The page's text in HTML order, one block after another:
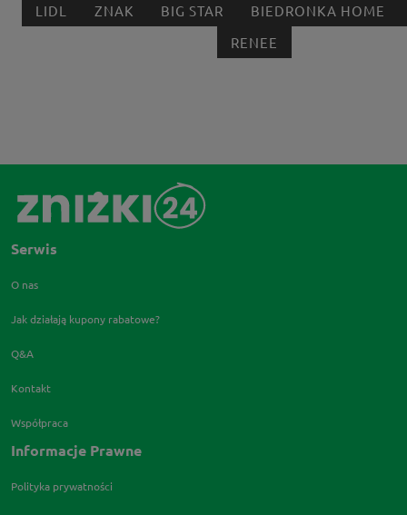
LIDL
ZNAK BIG STAR
BIEDRONKA HOME
RENEE
Serwis
O nas
Jak działają kupony rabatowe?
Q&A
Kontakt
Współpraca
Informacje Prawne
Polityka prywatności